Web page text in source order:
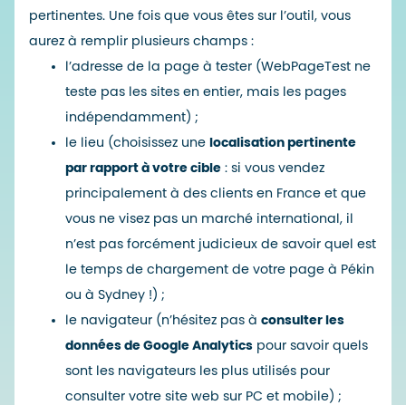
pertinentes. Une fois que vous êtes sur l’outil, vous
aurez à remplir plusieurs champs :
l’adresse de la page à tester (WebPageTest ne
teste pas les sites en entier, mais les pages
indépendamment) ;
le lieu (choisissez une localisation pertinente
par rapport à votre cible : si vous vendez
principalement à des clients en France et que
vous ne visez pas un marché international, il
n’est pas forcément judicieux de savoir quel est
le temps de chargement de votre page à Pékin
ou à Sydney !) ;
le navigateur (n’hésitez pas à consulter les
données de Google Analytics pour savoir quels
sont les navigateurs les plus utilisés pour
consulter votre site web sur PC et mobile) ;